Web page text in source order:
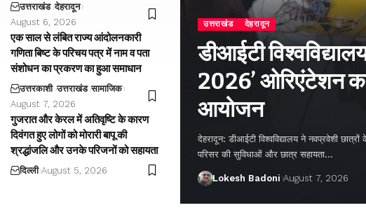
उत्तराखंड देहरादून
August 6, 2026
एक साल से लंबित राज्य आंदोलनकारी
गणिता बिष्ट के परिचय पत्र में नाम व पता
संशोधन का प्रकरण का हुआ समाधान
उत्तरकाशी उत्तराखंड सामाजिक
August 7, 2026
गुजरात और केरल में अतिवृष्टि के कारण
दिवंगत हुए लोगों को मोरारी बापू की
श्रद्धांजलि और उनके परिजनों को सहायता
दिल्ली August 5, 2026
उत्तराखंड देहरादून
डीआईटी
2026’ ओरिएंटेशन
आयोजन
देहरादून: डीआईटी विश्वविद्यालय ने नवप्रवेशी
परिसर की सुविधाओं और छात्र सहायता…
Lokesh Badoni August 7, 2026